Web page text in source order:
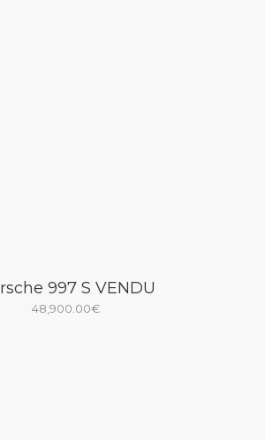
997 S VENDU
48,900.00€